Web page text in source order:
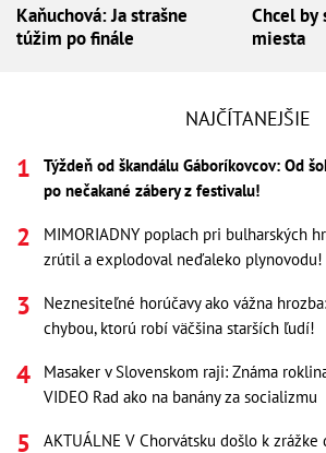
Kaňuchová: Ja strašne
túžim po finále
Chcel by
miesta
NAJČÍTANEJŠIE
Týždeň od škandálu Gáboríkovcov: Od
po nečakané zábery z festivalu!
MIMORIADNY poplach pri bulharských
zrútil a explodoval neďaleko plynovodu!
Neznesiteľné horúčavy ako vážna
chybou, ktorú robí väčšina starších ľudí!
Masaker v Slovenskom raji: Známa
VIDEO Rad ako na banány za socializmu
AKTUÁLNE V Chorvátsku došlo k zrážke